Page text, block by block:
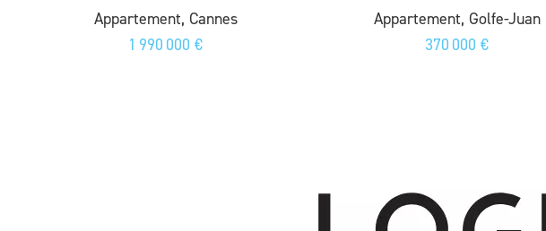
Appartement, Cannes
1 990 000 €
Appartement, Golfe-Juan
370 000 €